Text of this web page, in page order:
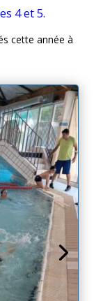
4 et 5.
cette année à